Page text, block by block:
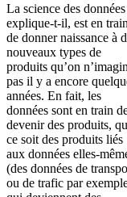
La science des données
explique-t-il, est en train
de donner naissance à
nouveaux types de
produits qu’on
pas il y a encore
années. En fait, les
données sont en train
devenir des produits,
ce soit des produits liés
aux données elles-
(des données de
ou de trafic par